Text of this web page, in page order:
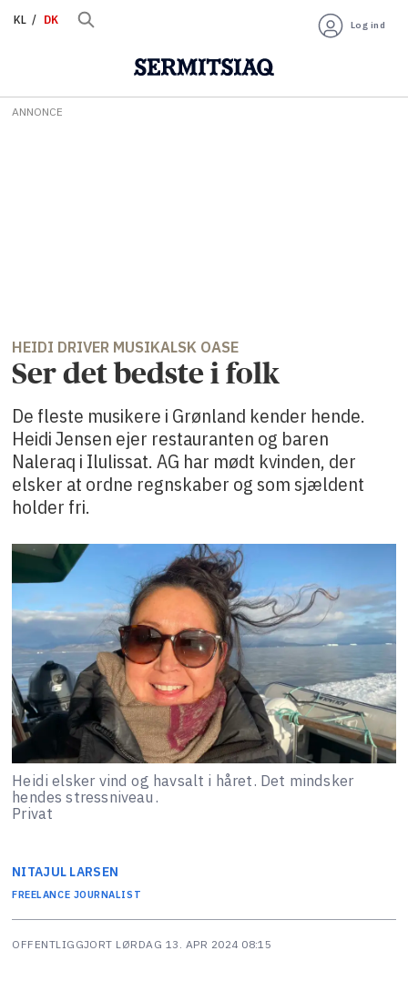
KL DK Log ind
ANNONCE
HEIDI DRIVER MUSIKALSK OASE
Ser det bedste i folk
De fleste musikere i Grønland kender hende.
Heidi Jensen ejer restauranten og baren
Naleraq i Ilulissat. AG har mødt kvinden, der
elsker at ordne regnskaber og som sjældent
holder fri.
Heidi elsker vind og havsalt i håret. Det mindsker
hendes stressniveau.
Privat
NITAJUL LARSEN
FREELANCE JOURNALIST
OFFENTLIGGJORT LØRDAG 13. APR 2024 08:15